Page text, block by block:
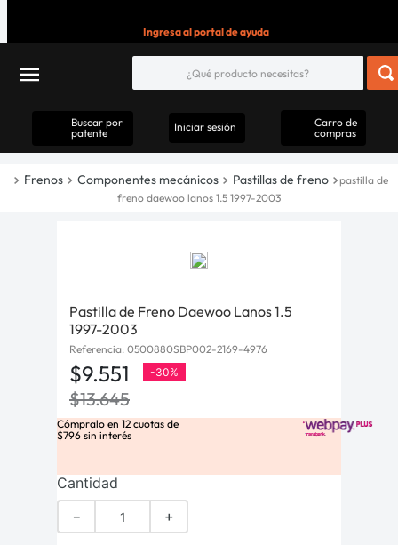
Ingresa al portal de ayuda
Buscar por
patente
Iniciar sesión
Carro de
compras
Frenos Componentes mecánicos Pastillas de freno
pastilla de
freno daewoo lanos 1.5 1997-2003
Pastilla de Freno Daewoo Lanos 1.5
1997-2003
Referencia: 0500880SBP002-2169-4976
$9.551 -30%
$13.645
Cómpralo en 12 cuotas de
$796 sin interés
Cantidad
＋
－